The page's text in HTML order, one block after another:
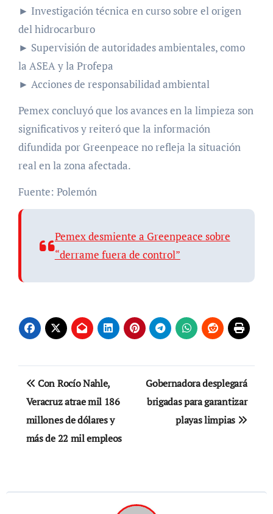
► Investigación técnica en curso sobre el origen
del hidrocarburo
► Supervisión de autoridades ambientales, como
la ASEA y la Profepa
► Acciones de responsabilidad ambiental
Pemex concluyó que los avances en la limpieza son
significativos y reiteró que la información
difundida por Greenpeace no refleja la situación
real en la zona afectada.
Fuente: Polemón
Pemex desmiente a Greenpeace sobre
“derrame fuera de control”
Navegación
de
entradas
Con Rocío Nahle,
Veracruz atrae mil 186
millones de dólares y
más de 22 mil empleos
Gobernadora desplegará
brigadas para garantizar
playas limpias